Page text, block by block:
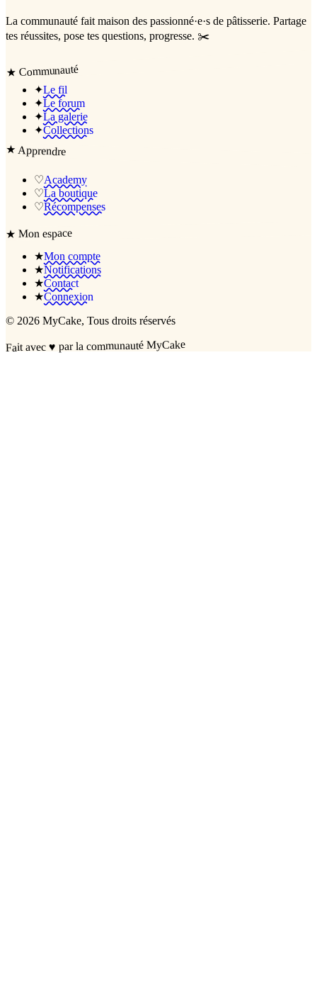
La communauté fait maison des passionné·e·s de pâtisserie. Partage
tes réussites, pose tes questions, progresse. ✂️
★ Communauté
✦Le fil
✦Le forum
✦La galerie
✦Collections
★Apprendre
♡Academy
♡La boutique
♡Récompenses
★Mon espace
★Mon compte
★Notifications
★Contact
★Connexion
© 2026 MyCake, Tous droits réservés
Fait avec♥ par la communauté MyCake